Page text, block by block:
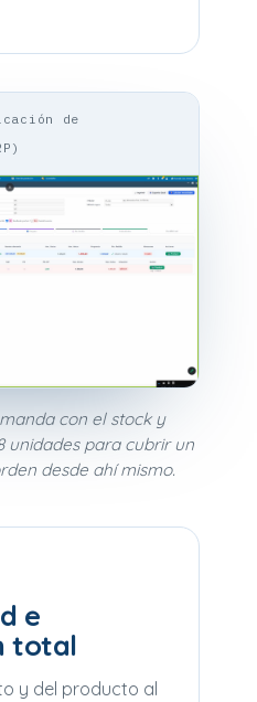
de
con el stock y
unidades para cubrir un
desde ahí mismo.
e
total
y del producto al